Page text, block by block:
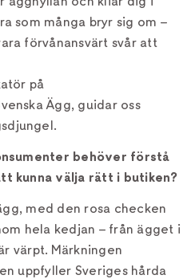
som många bryr sig om –
förvånansvärt svår att
på
Ägg, guidar oss
behöver förstå
kunna välja rätt i butiken?
med den rosa checken
hela kedjan – från ägget i
värpt. Märkningen
uppfyller Sveriges hårda